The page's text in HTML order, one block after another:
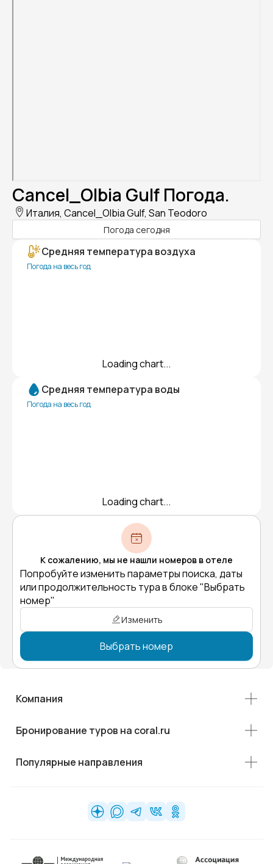
Cancel_Olbia Gulf Погода.
Италия, Cancel_Olbia Gulf, San Teodoro
Погода сегодня
Средняя температура воздуха
Погода на весь год
Loading chart...
Средняя температура воды
Погода на весь год
Loading chart...
К сожалению, мы не нашли номеров в отеле
Попробуйте изменить параметры поиска, даты
или продолжительность тура в блоке "Выбрать
номер"
Изменить
Выбрать номер
Компания
Бронирование туров на coral.ru
Популярные направления